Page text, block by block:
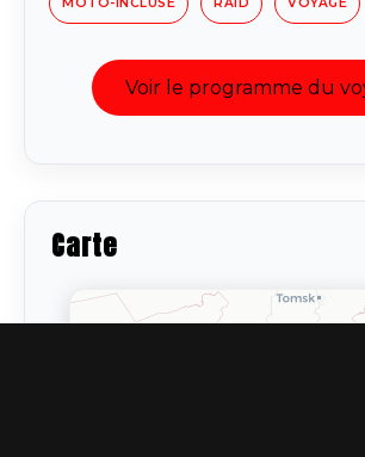
MOTO-INCLUSE RAID VOYAGE
Voir le programme du
Carte